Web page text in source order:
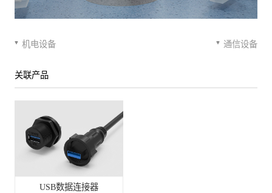
机电设备 通信设备
关联产品
USB数据连接器